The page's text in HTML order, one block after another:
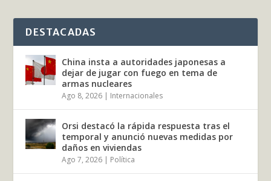
DESTACADAS
China insta a autoridades japonesas a
dejar de jugar con fuego en tema de
armas nucleares
Ago 8, 2026 | Internacionales
Orsi destacó la rápida respuesta tras el
temporal y anunció nuevas medidas por
daños en viviendas
Ago 7, 2026 | Política